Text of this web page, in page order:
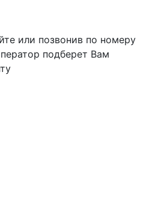
или позвонив по номеру
подберет Вам